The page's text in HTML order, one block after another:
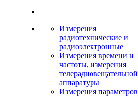
Измерения
радиотехнические и
радиоэлектронные
Измерения времени и
частоты, измерения
телерадиовещательной
аппаратуры
Измерения параметров